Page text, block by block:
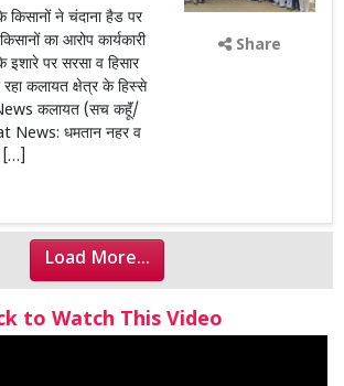
किसानों ने चंदाना हैड पर
का आरोप कार्यकारी
इशारे पर सरसा व हिसार
कलायत क्षेत्र के हिस्से
कलायत (सच कहूॅं/
News: धमतान नहर व
[…]
Share
Load More...
to Watch This Video